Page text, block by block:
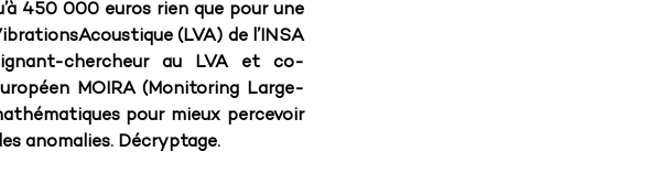
450 000 euros rien que pour une
(LVA) de l’INSA
chercheur au LVA et co-
MOIRA (Monitoring Large-
pour mieux percevoir
anomalies. Décryptage.